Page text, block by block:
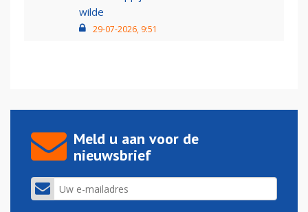
wilde
29-07-2026, 9:51
Meld u aan voor de
nieuwsbrief